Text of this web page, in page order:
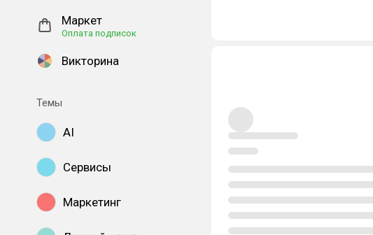
Маркет
Оплата подписок
Викторина
Темы
AI
Сервисы
Маркетинг